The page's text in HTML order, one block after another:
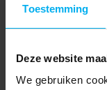
Toestemming
Deze website
We gebruiken